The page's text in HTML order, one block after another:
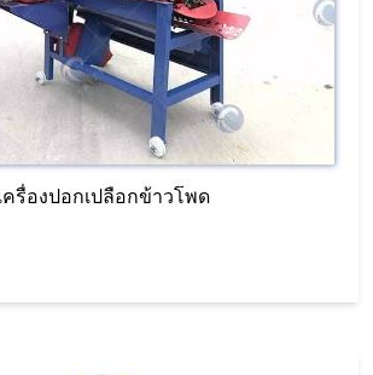
ครื่องปอกเปลือกข้าวโพด